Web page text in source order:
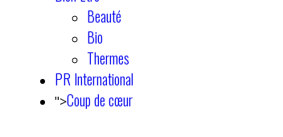
Beauté
Bio
Thermes
PR International
">Coup de cœur